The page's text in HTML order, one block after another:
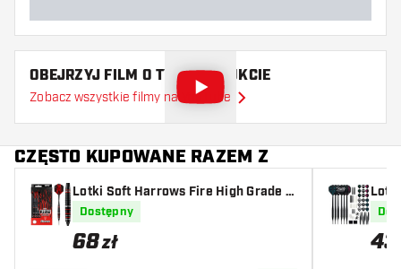
OBEJRZYJ FILM O TYM PRODUKCIE
Zobacz wszystkie filmy na YouTube
CZĘSTO KUPOWANE RAZEM Z
Lotki Soft Harrows Fire High Grade A
lloy
Dostępny
68zł
90
43